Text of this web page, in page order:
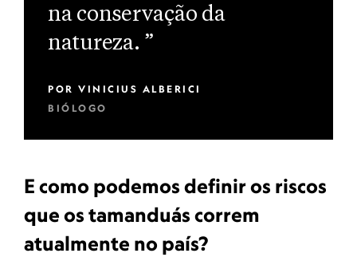
na conservação da
natureza. ”
POR VINICIUS ALBERICI
BIÓLOGO
E como podemos definir os riscos
que os tamanduás correm
atualmente no país?